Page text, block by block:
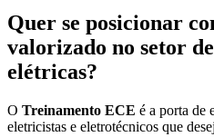
Quer se posicionar
valorizado no setor
elétricas?
O Treinamento ECE é a porta de
eletricistas e eletrotécnicos que